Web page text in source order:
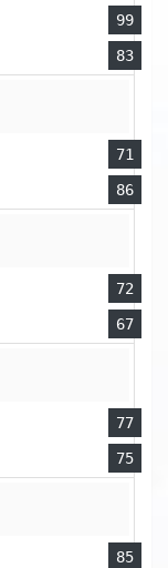
99
83
71
86
72
67
77
75
85